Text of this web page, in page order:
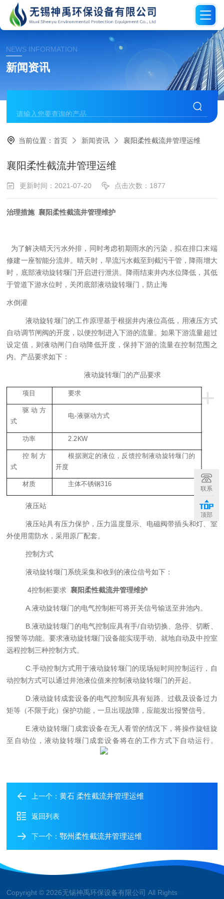
NEWS INFORMATION
新闻资讯
当前位置：首页 新闻资讯 襄阳柔性截流井管理运维
襄阳柔性截流井管理运维
更新时间：2021-07-20 点击次数：1877
治理措施 襄阳柔性截流井管理维护
为了解决晴天污水外排，同时考虑初期雨水的污染，拟在排口末端
修建一座智能分流井。晴天时，旱流污水截至到截污干管，降雨增大
时， 底部液动旋转堰门开启进行泄洪。降雨结束井内水位降低，其低
于管道下游水位时，关闭底部液动旋转堰门，防止海
水倒灌
液动旋转堰门的工作原理基于根据井内液位高低 ，用液压方式
自动调节闸阀的开度，以便控制进入下游的流量。如果下游流量超过
设定值，则液动闸门自动降低开度 ，保持下游的流量在控制范围之
内。产品要求如下：
液动旋转堰门的产品要求
+
项目 要求
驱动方
式
电-液驱动方式
功率 2.2KW
控制方
式
根据测定的液位 ，反馈控制液动旋转堰门的
开度
材质 主体不锈钢316
液压站
液压站具有压力保护，压力温度显示、电磁阀带插头和灯、室
外使用需防水，采用原厂配套。
控制方式
液动旋转堰门系统采集和收到的液位信号如下：
4控制柜要求 襄阳柔性截流井管理维护
A. 液动旋转堰门的电气控制柜可将开关信号输送至井池内。
B. 液动旋转堰门的电气控制应具有手/自动切换、急停、切断、
报警等功能。要求液动旋转堰门设备能实现手动、就地自动及中控室
远程控制三种控制方式。
C.手动控制方式用于液动旋转堰门的现场短时间控制运行，自
动控制方式可以通过井池液位值来控制液动旋转堰门的开起。
D. 液动旋转成套设备的电气控制应具有短路、过载及设备过力
矩等（不限于此）保护功能，一旦出现故障，应能发出报警信号。
E. 液动旋转堰门成套设备在无人看管的情况下，将操作旋钮旋
至自动位， 液动旋转堰门成套设备将在的工作方式下自动运行。
上一个：黄石 柔性截流井管理运维
返回列表
下一个：鄂州柔性截流井管理运维
Copyright © 2026无锡神禹环保设备有限公司 All Rights
联系
顶部